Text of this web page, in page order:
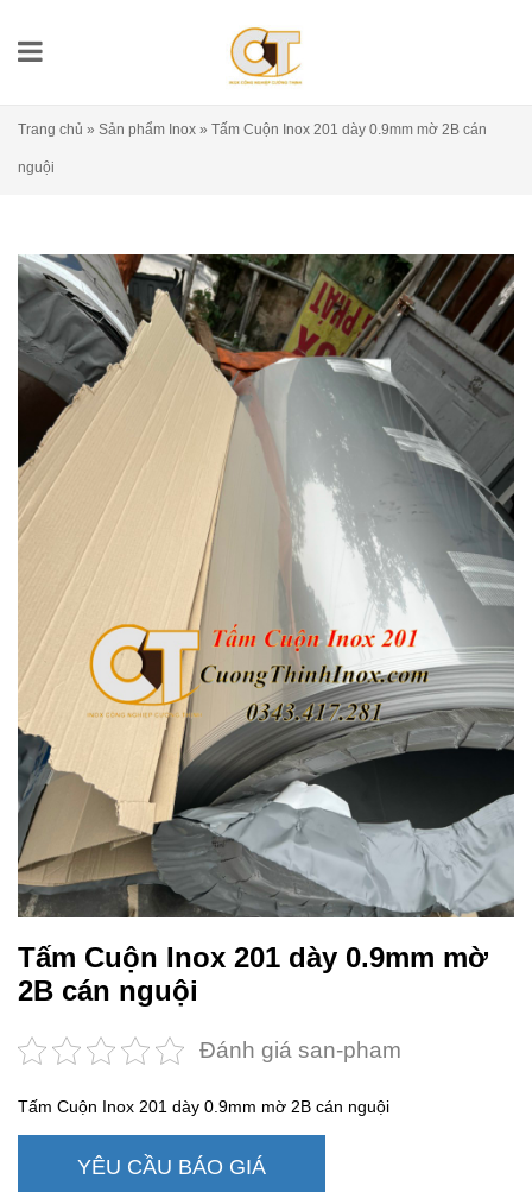
Trang chủ » Sản phẩm Inox » Tấm Cuộn Inox 201 dày 0.9mm mờ 2B cán
nguội
Tấm Cuộn Inox 201 dày 0.9mm mờ
2B cán nguội
Đánh giá san-pham
Tấm Cuộn Inox 201 dày 0.9mm mờ 2B cán nguội
YÊU CẦU BÁO GIÁ